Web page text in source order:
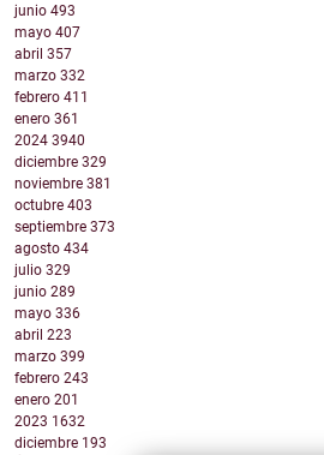
junio 493
mayo 407
abril 357
marzo 332
febrero 411
enero 361
2024 3940
diciembre 329
noviembre 381
octubre 403
septiembre 373
agosto 434
julio 329
junio 289
mayo 336
abril 223
marzo 399
febrero 243
enero 201
2023 1632
diciembre 193